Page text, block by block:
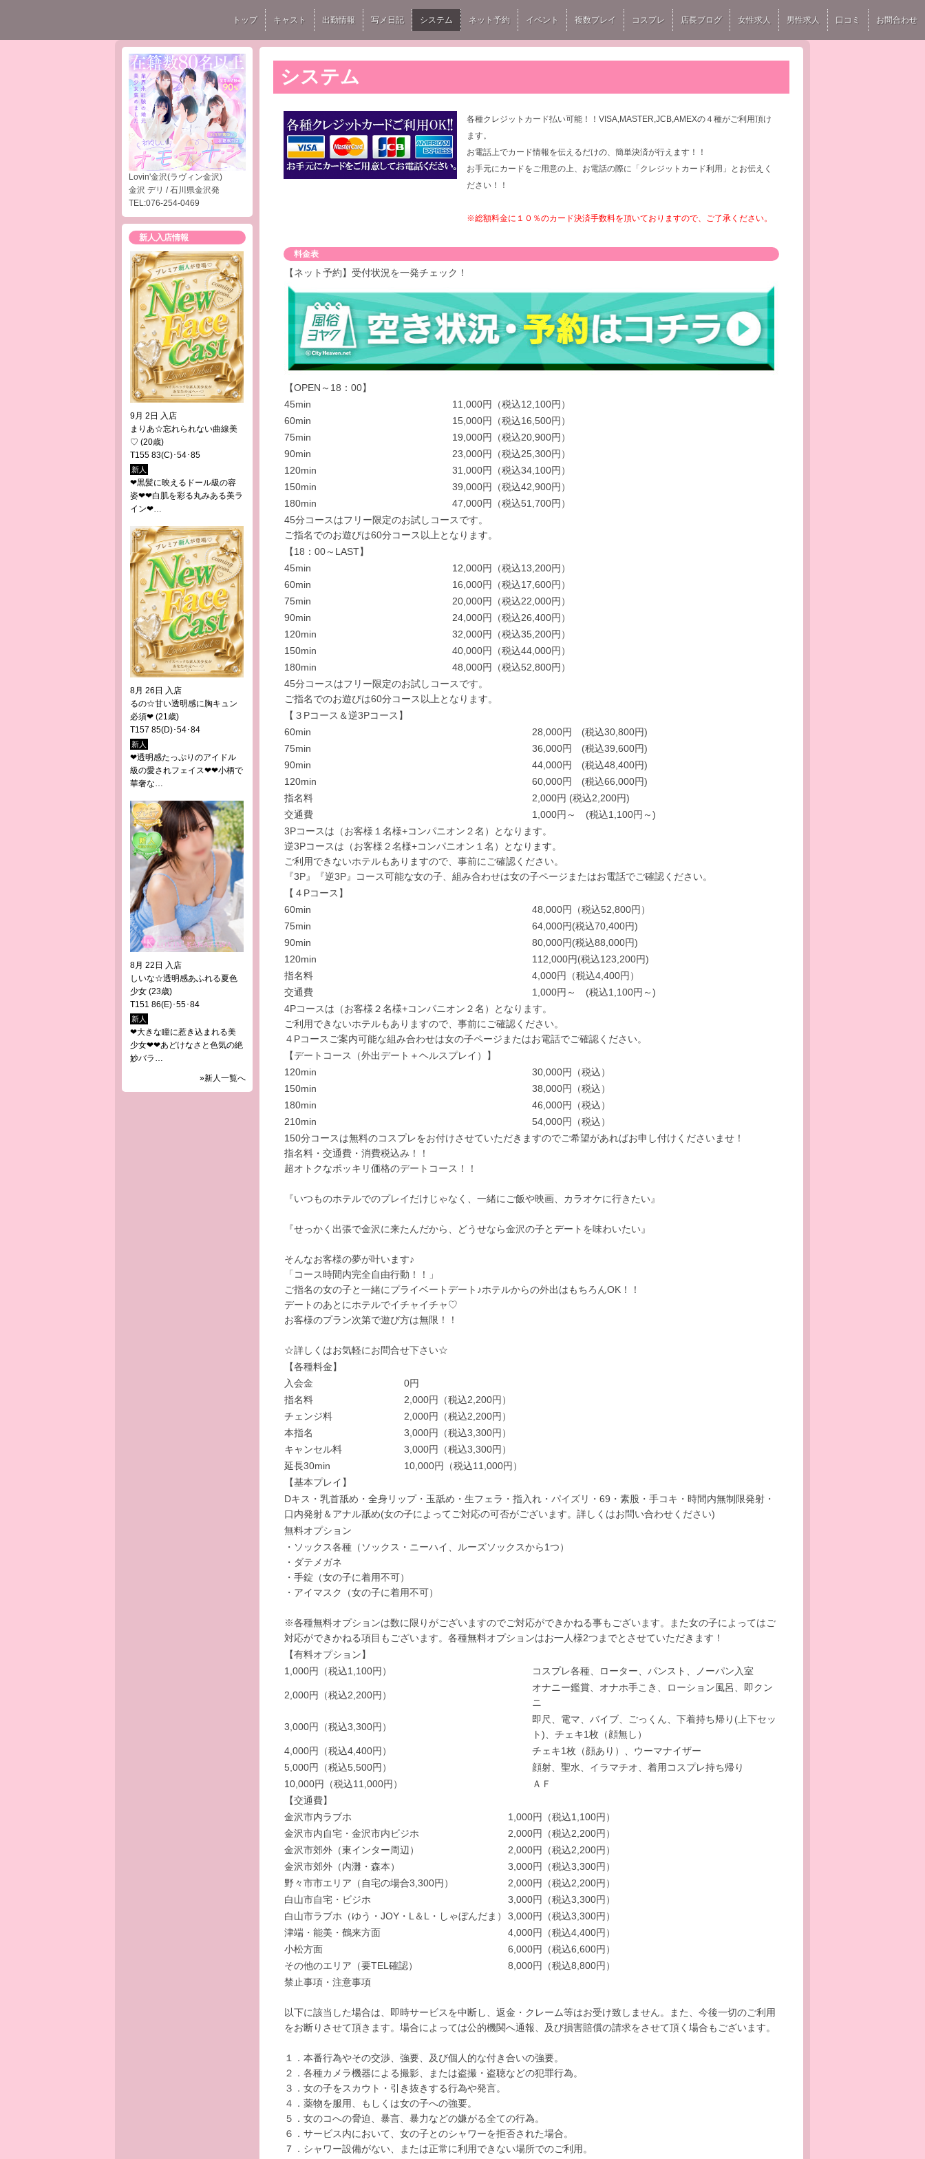
トップ キャスト 出勤情報 写メ日記 システム ネット予約 イベント 複数プレイ コスプレ 店長ブログ 女性求人 男性求人 口コミ お問合わせ
Lovin'金沢(ラヴィン金沢)
金沢 デリ / 石川県金沢発
TEL:076-254-0469
新人入店情報
9月 2日 入店
まりあ☆忘れられない曲線美
♡ (20歳)
T155 83(C)･54･85
新人
❤黒髪に映えるドール級の容
姿❤❤白肌を彩る丸みある美ラ
イン❤…
8月 26日 入店
るの☆甘い透明感に胸キュン
必須❤(21歳)
T157 85(D)･54･84
新人
❤透明感たっぷりのアイドル
級の愛されフェイス❤❤小柄で
華奢な…
8月 22日 入店
しいな☆透明感あふれる夏色
少女(23歳)
T151 86(E)･55･84
新人
❤大きな瞳に惹き込まれる美
少女❤❤あどけなさと色気の絶
妙バラ…
»新人一覧へ
システム
各種クレジットカード払い可能！！VISA,MASTER,JCB,AMEXの４種がご利用頂け
ます。
お電話上でカード情報を伝えるだけの、簡単決済が行えます！！
お手元にカードをご用意の上、お電話の際に「クレジットカード利用」とお伝えく
ださい！！
※総額料金に１０％のカード決済手数料を頂いておりますので、ご了承ください。
料金表
【ネット予約】受付状況を一発チェック！
【OPEN～18：00】
45min
11,000円（税込12,100円）
60min
15,000円（税込16,500円）
75min
19,000円（税込20,900円）
90min
23,000円（税込25,300円）
120min
31,000円（税込34,100円）
150min
39,000円（税込42,900円）
180min
47,000円（税込51,700円）
45分コースはフリー限定のお試しコースです。
ご指名でのお遊びは60分コース以上となります。
【18：00～LAST】
45min
12,000円（税込13,200円）
60min
16,000円（税込17,600円）
75min
20,000円（税込22,000円）
90min
24,000円（税込26,400円）
120min
32,000円（税込35,200円）
150min
40,000円（税込44,000円）
180min
48,000円（税込52,800円）
45分コースはフリー限定のお試しコースです。
ご指名でのお遊びは60分コース以上となります。
【３Pコース＆逆3Pコース】
60min
28,000円 (税込30,800円)
75min
36,000円 (税込39,600円)
90min
44,000円 (税込48,400円)
120min
60,000円 (税込66,000円)
指名料
2,000円 (税込2,200円)
交通費
1,000円～ (税込1,100円～)
3Pコースは（お客様１名様+コンパニオン２名）となります。
逆3Pコースは（お客様２名様+コンパニオン１名）となります。
ご利用できないホテルもありますので、事前にご確認ください。
『3P』『逆3P』コース可能な女の子、組み合わせは女の子ページまたはお電話でご確認ください。
【４Pコース】
60min
48,000円（税込52,800円）
75min
64,000円(税込70,400円)
90min
80,000円(税込88,000円)
120min
112,000円(税込123,200円)
指名料
4,000円（税込4,400円）
交通費
1,000円～ (税込1,100円～)
4Pコースは（お客様２名様+コンパニオン２名）となります。
ご利用できないホテルもありますので、事前にご確認ください。
４Pコースご案内可能な組み合わせは女の子ページまたはお電話でご確認ください。
【デートコース（外出デート＋ヘルスプレイ）】
120min
30,000円（税込）
150min
38,000円（税込）
180min
46,000円（税込）
210min
54,000円（税込）
150分コースは無料のコスプレをお付けさせていただきますのでご希望があればお申し付けくださいませ！
指名料・交通費・消費税込み！！
超オトクなポッキリ価格のデートコース！！
『いつものホテルでのプレイだけじゃなく、一緒にご飯や映画、カラオケに行きたい』
『せっかく出張で金沢に来たんだから、どうせなら金沢の子とデートを味わいたい』
そんなお客様の夢が叶います♪
「コース時間内完全自由行動！！」
ご指名の女の子と一緒にプライベートデート♪ホテルからの外出はもちろんOK！！
デートのあとにホテルでイチャイチャ♡
お客様のプラン次第で遊び方は無限！！
☆詳しくはお気軽にお問合せ下さい☆
【各種料金】
入会金
0円
指名料
2,000円（税込2,200円）
チェンジ料
2,000円（税込2,200円）
本指名
3,000円（税込3,300円）
キャンセル料
3,000円（税込3,300円）
延長30min
10,000円（税込11,000円）
【基本プレイ】
Dキス・乳首舐め・全身リップ・玉舐め・生フェラ・指入れ・パイズリ・69・素股・手コキ・時間内無制限発射・
口内発射＆アナル舐め(女の子によってご対応の可否がございます。詳しくはお問い合わせください)
無料オプション
・ソックス各種（ソックス・ニーハイ、ルーズソックスから1つ）
・ダテメガネ
・手錠（女の子に着用不可）
・アイマスク（女の子に着用不可）
※各種無料オプションは数に限りがございますのでご対応ができかねる事もございます。また女の子によってはご
対応ができかねる項目もございます。各種無料オプションはお一人様2つまでとさせていただきます！
【有料オプション】
1,000円（税込1,100円）
コスプレ各種、ローター、パンスト、ノーパン入室
2,000円（税込2,200円）
オナニー鑑賞、オナホ手こき、ローション風呂、即クン
ニ
3,000円（税込3,300円）
即尺、電マ、バイブ、ごっくん、下着持ち帰り(上下セッ
ト)、チェキ1枚（顔無し）
4,000円（税込4,400円）
チェキ1枚（顔あり）、ウーマナイザー
5,000円（税込5,500円）
顔射、聖水、イラマチオ、着用コスプレ持ち帰り
10,000円（税込11,000円）
ＡＦ
【交通費】
金沢市内ラブホ
1,000円（税込1,100円）
金沢市内自宅・金沢市内ビジホ
2,000円（税込2,200円）
金沢市郊外（東インター周辺）
2,000円（税込2,200円）
金沢市郊外（内灘・森本）
3,000円（税込3,300円）
野々市市エリア（自宅の場合3,300円）
2,000円（税込2,200円）
白山市自宅・ビジホ
3,000円（税込3,300円）
白山市ラブホ（ゆう・JOY・L＆L・しゃぼんだま）
3,000円（税込3,300円）
津端・能美・鶴来方面
4,000円（税込4,400円）
小松方面
6,000円（税込6,600円）
その他のエリア（要TEL確認）
8,000円（税込8,800円）
禁止事項・注意事項
以下に該当した場合は、即時サービスを中断し、返金・クレーム等はお受け致しません。また、今後一切のご利用
をお断りさせて頂きます。場合によっては公的機関へ通報、及び損害賠償の請求をさせて頂く場合もございます。
１．本番行為やその交渉、強要、及び個人的な付き合いの強要。
２．各種カメラ機器による撮影、または盗撮・盗聴などの犯罪行為。
３．女の子をスカウト・引き抜きする行為や発言。
４．薬物を服用、もしくは女の子への強要。
５．女のコへの脅迫、暴言、暴力などの嫌がる全ての行為。
６．サービス内において、女の子とのシャワーを拒否された場合。
７．シャワー設備がない、または正常に利用できない場所でのご利用。